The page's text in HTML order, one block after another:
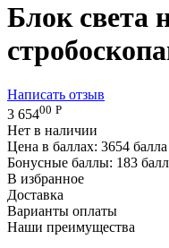
Блок света
Написать отзыв
3 65400 Р
Нет в наличии
Цена в баллах: 3654 балла
Бонусные баллы: 183
В избранное
Доставка
Варианты оплаты
Наши преимущества